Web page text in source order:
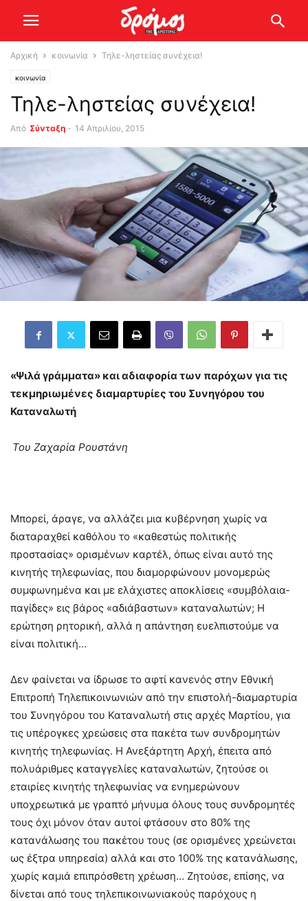
Αρχική κοινωνία Τηλε-ληστείας συνέχεια!
κοινωνία
Τηλε-ληστείας συνέχεια!
Από Σύνταξη - 14 Απριλίου, 2015
«Ψιλά γράμματα» και αδιαφορία των παρόχων για τις
τεκμηριωμένες διαμαρτυρίες του Συνηγόρου του
Καταναλωτή
Του Ζαχαρία Ρουστάνη
Μπορεί, άραγε, να αλλάζει μια κυβέρνηση χωρίς να
διαταραχθεί καθόλου το «καθεστώς πολιτικής
προστασίας» ορισμένων καρτέλ, όπως είναι αυτό της
κινητής τηλεφωνίας, που διαμορφώνουν μονομερώς
συμφωνημένα και με ελάχιστες αποκλίσεις «συμβόλαια-
παγίδες» εις βάρος «αδιάβαστων» καταναλωτών; Η
ερώτηση ρητορική, αλλά η απάντηση ευελπιστούμε να
είναι πολιτική…
Δεν φαίνεται να ίδρωσε το αφτί κανενός στην Εθνική
Επιτροπή Τηλεπικοινωνιών από την επιστολή-διαμαρτυρία
του Συνηγόρου του Καταναλωτή στις αρχές Μαρτίου, για
τις υπέρογκες χρεώσεις στα πακέτα των συνδρομητών
κινητής τηλεφωνίας. Η Ανεξάρτητη Αρχή, έπειτα από
πολυάριθμες καταγγελίες καταναλωτών, ζητούσε οι
εταιρίες κινητής τηλεφωνίας να ενημερώνουν
υποχρεωτικά με γραπτό μήνυμα όλους τους συνδρομητές
τους όχι μόνον όταν αυτοί φτάσουν στο 80% της
κατανάλωσης του πακέτου τους (σε ορισμένες χρεώνεται
ως έξτρα υπηρεσία) αλλά και στο 100% της κατανάλωσης,
χωρίς καμιά επιπρόσθετη χρέωση… Ζητούσε, επίσης, να
δίνεται από τους τηλεπικοινωνιακούς παρόχους η